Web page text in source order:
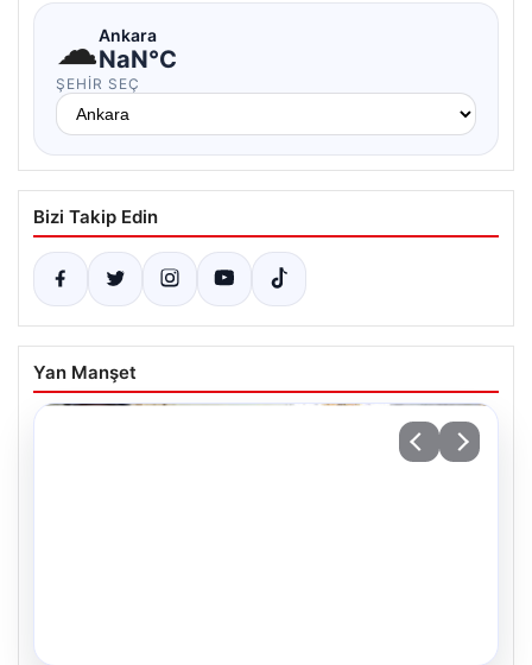
☁Ankara
NaN°C
ŞEHIR SEÇ
Bizi Takip Edin
Yan Manşet